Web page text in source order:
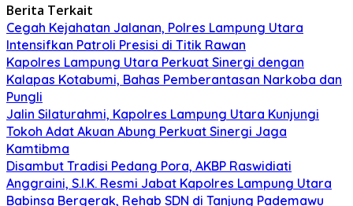
Berita Terkait
Cegah Kejahatan Jalanan, Polres Lampung Utara
Intensifkan Patroli Presisi di Titik Rawan
Kapolres Lampung Utara Perkuat Sinergi dengan
Kalapas Kotabumi, Bahas Pemberantasan Narkoba dan
Pungli
Jalin Silaturahmi, Kapolres Lampung Utara Kunjungi
Tokoh Adat Akuan Abung Perkuat Sinergi Jaga
Kamtibma
Disambut Tradisi Pedang Pora, AKBP Raswidiati
Anggraini, S.I.K. Resmi Jabat Kapolres Lampung Utara
Babinsa Bergerak, Rehab SDN di Tanjung Pademawu